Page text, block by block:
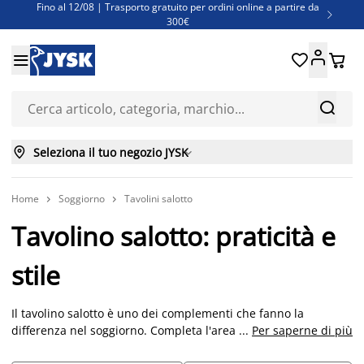
Fino al 12/08 | Trasporto gratuito per ordini online a partire da
300€

Super offerte d'estate | Oltre 1.500 articoli fino al 70%
Finanziamenti - Scegli il piano di rimborso più adatto a te


 
 Seleziona il tuo negozio JYSK
Home  Soggiorno  Tavolini salotto
Tavolino salotto: praticità e
stile
Il tavolino salotto è uno dei complementi che fanno la
differenza nel soggiorno. Completa l'area dedicata al relax,
... Per saperne di più